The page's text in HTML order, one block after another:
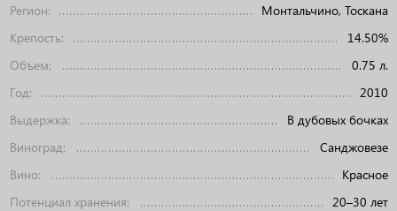
Регион:
Монтальчино, Тоскана
Крепость:
14.50%
Объем:
0.75 л.
Год:
2010
Выдержка:
В дубовых бочках
Виноград:
Санджовезе
Вино:
Красное
Потенциал хранения:
20–30 лет